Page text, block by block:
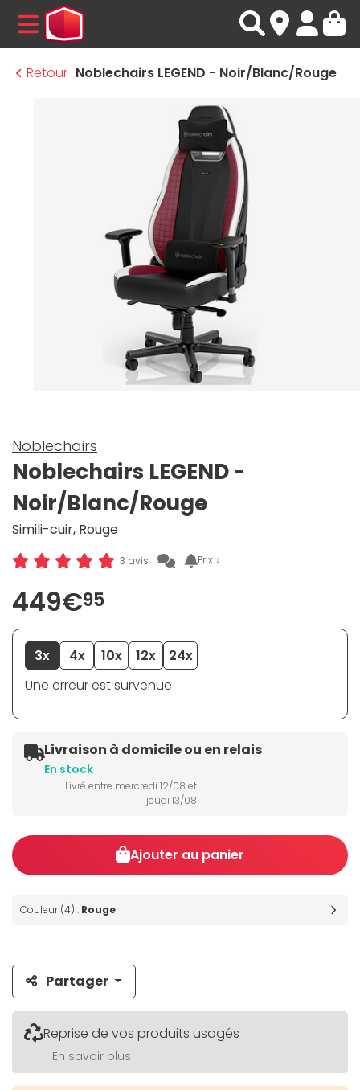
MENU
Retour Noblechairs LEGEND - Noir/Blanc/Rouge
Noblechairs
Noblechairs LEGEND -
Noir/Blanc/Rouge
Simili-cuir, Rouge
3 avis Prix ↓
449€95
3x 4x 10x 12x
24x
Une erreur est survenue
Livraison à domicile ou en relais
En stock
Livré entre mercredi 12/08 et
jeudi 13/08
Ajouter au panier
Couleur (4) : Rouge
Partager
Reprise de vos produits usagés
En savoir plus